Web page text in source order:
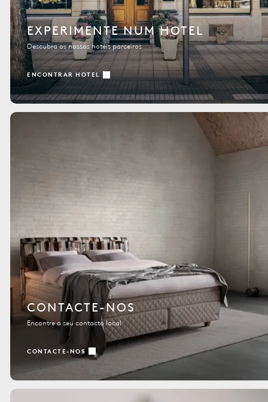
EXPERIMENTE NUM HOTEL
Descubra os nossos hotéis parceiros
ENCONTRAR HOTEL
CONTACTE-NOS
Encontre o seu contacto local
CONTACTE-NOS